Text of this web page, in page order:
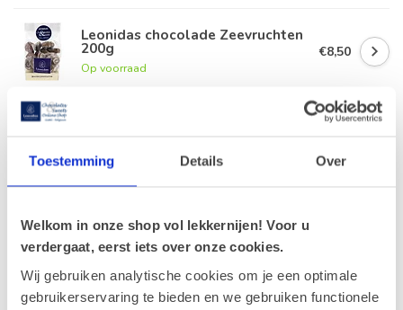
Toestemming Details Over
Welkom in onze shop vol lekkernijen! Voor u
verdergaat, eerst iets over onze cookies.
Wij gebruiken analytische cookies om je een optimale
gebruikerservaring te bieden en we gebruiken functionele
Leonidas chocolade Zeevruchten
200g
Op voorraad
€8,50
Op voorraad